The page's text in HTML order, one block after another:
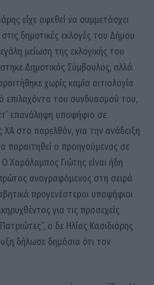
είχε αφεθεί να συμμετάσχει
δημοτικές εκλογές του Δήμου
μείωση της εκλογικής του
Δημοτικός Σύμβουλος, αλλά
χωρίς καμία αιτιολογία
επιλαχόντα του συνδυασμού του,
επανάληψη υποψήφιο σε
ΧΑ στο παρελθόν, για την ανάδειξη
παραιτηθεί ο προηγούμενος σε
Χαράλαμπος Γιώτης είναι ήδη
αναγραφόμενος στη σειρά
προγενέστεροι υποψήφιοι
για τις προσεχείς
ο δε Ηλίας Κασιδιάρης
δήλωσε δημόσια ότι τον